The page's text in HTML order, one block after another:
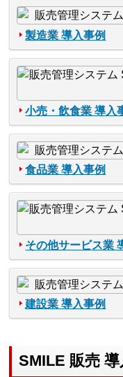
製造業 導入事例
小売・飲食業 導入
食品業 導入事例
その他サービス業
建設業 導入事例
SMILE 販売